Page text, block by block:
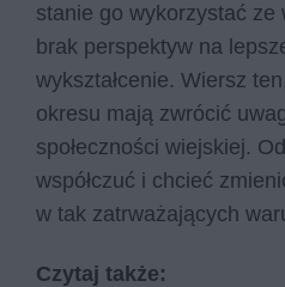
stanie go wykorzystać ze
brak perspektyw na
wykształcenie. Wiersz
okresu mają zwrócić
społeczności wiejskiej.
współczuć i chcieć
w tak zatrważających
Czytaj także: